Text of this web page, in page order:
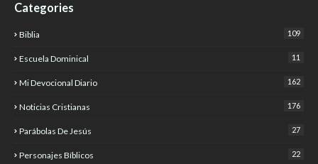
Categories
Biblia 109
Escuela Dominical 11
Mi Devocional Diario 162
Noticias Cristianas 176
Parábolas De Jesús 27
Personajes Bíblicos 22